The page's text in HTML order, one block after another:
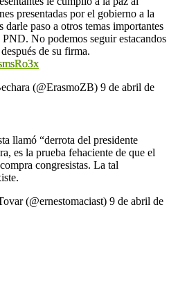
presentadas por el gobierno a la
darle paso a otros temas importantes
No podemos seguir estacandos
de su firma.
(@ErasmoZB) 9 de abril de
llamó “derrota del presidente
es la prueba fehaciente de que el
congresistas. La tal
(@ernestomaciast) 9 de abril de